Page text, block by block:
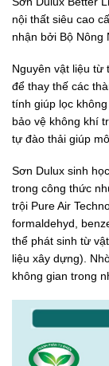
nội thất siêu cao
nhận bởi Bộ Nông
Nguyên vật liệu từ
để thay thế các
tính giúp lọc
bảo vệ không khí
tự đào thải giúp
Sơn Dulux sinh
trong công thức
trội Pure Air
formaldehyd,
thể phát sinh từ
liệu xây dựng).
không gian trong